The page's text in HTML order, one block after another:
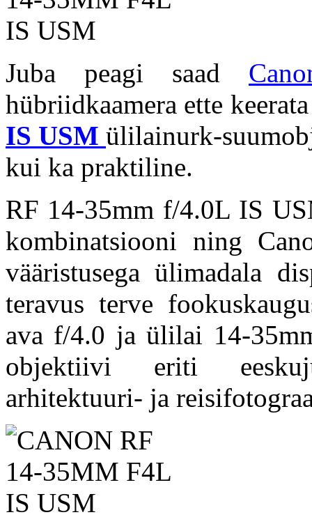
Juba peagi saad
hübriidkaamera ette
IS USM ülilainurk-
kui ka praktiline.
RF 14-35mm f/4.0L IS
kombinatsiooni ning
vääristusega ülimadala
teravus terve
ava f/4.0 ja ülilai 14-
objektiivi eriti
arhitektuuri- ja